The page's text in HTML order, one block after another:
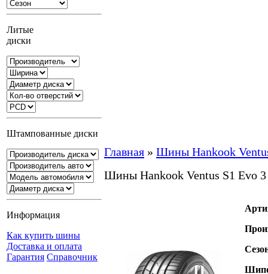
Литые
диски
Штампованные диски
Информация
Как купить шины
Доставка и оплата
Гарантия Справочник
Главная » Шины Hankook
Шины Hankook Ventus S1 Evo